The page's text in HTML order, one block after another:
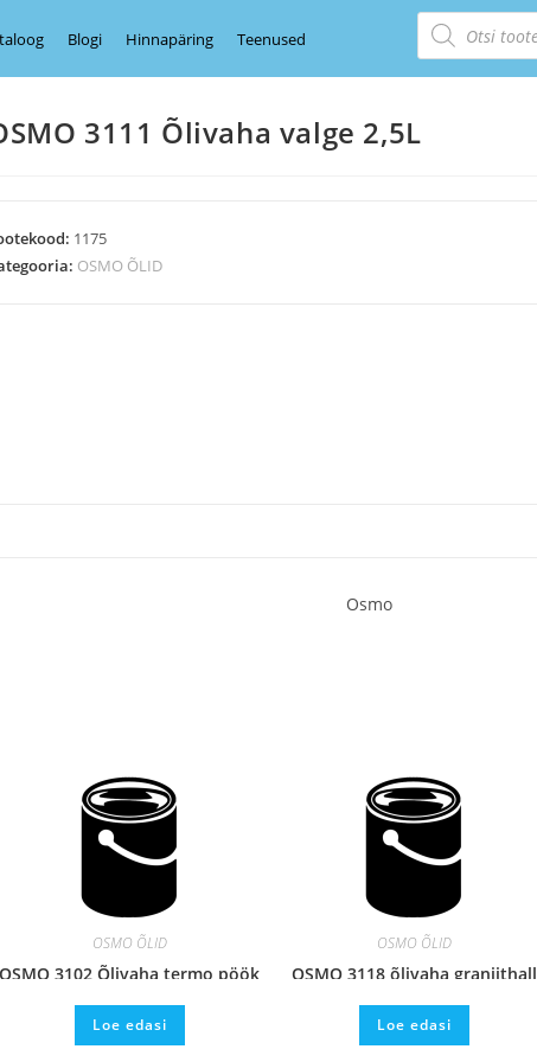
Blogi Hinnapäring Teenused
3111 Õlivaha valge 2,5L
1175
OSMO ÕLID
Osmo
OSMO ÕLID
OSMO 3102 Õlivaha termo pöök
Loe edasi
OSMO ÕLID
OSMO 3118 õlivaha graniithall
Loe edasi